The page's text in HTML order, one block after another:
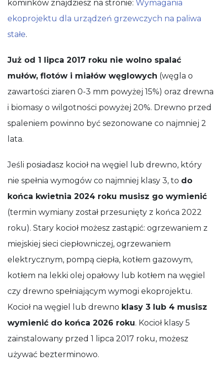
kominków znajdziesz na stronie: Wymagania
ekoprojektu dla urządzeń grzewczych na paliwa
stałe.
Już od 1 lipca 2017 roku nie wolno spalać
mułów, flotów i miałów węglowych (węgla o
zawartości ziaren 0-3 mm powyżej 15%) oraz drewna
i biomasy o wilgotności powyżej 20%. Drewno przed
spaleniem powinno być sezonowane co najmniej 2
lata.
Jeśli posiadasz kocioł na węgiel lub drewno, który
nie spełnia wymogów co najmniej klasy 3, to do
końca kwietnia 2024 roku musisz go wymienić
(termin wymiany został przesunięty z końca 2022
roku). Stary kocioł możesz zastąpić: ogrzewaniem z
miejskiej sieci ciepłowniczej, ogrzewaniem
elektrycznym, pompą ciepła, kotłem gazowym,
kotłem na lekki olej opałowy lub kotłem na węgiel
czy drewno spełniającym wymogi ekoprojektu.
Kocioł na węgiel lub drewno klasy 3 lub 4 musisz
wymienić do końca 2026 roku. Kocioł klasy 5
zainstalowany przed 1 lipca 2017 roku, możesz
używać bezterminowo.